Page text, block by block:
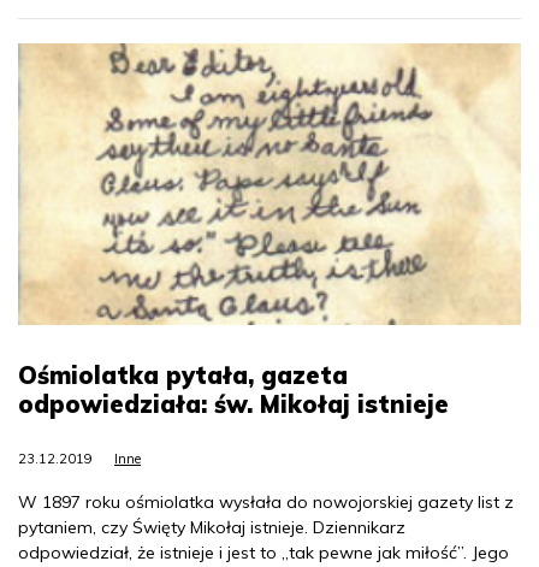
Ośmiolatka pytała, gazeta
odpowiedziała: św. Mikołaj istnieje
23.12.2019 Inne
W 1897 roku ośmiolatka wysłała do nowojorskiej gazety list z
pytaniem, czy Święty Mikołaj istnieje. Dziennikarz
odpowiedział, że istnieje i jest to „tak pewne jak miłość”. Jego